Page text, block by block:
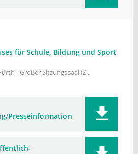
für Schule, Bildung und Sport
- Großer Sitzungssaal (Zi.
Presseinformation